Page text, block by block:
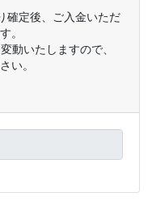
確定後、ご入金いただ
。
動いたしますので、
い。